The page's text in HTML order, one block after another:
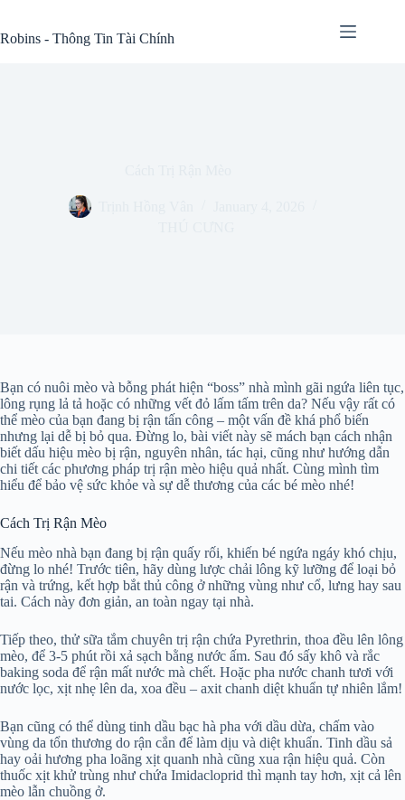
content
Robins - Thông Tin Tài Chính
Bạn có nuôi mèo và bỗng phát hiện “boss” nhà mình gãi ngứa liên tục,
lông rụng lả tả hoặc có những vết đỏ lấm tấm trên da? Nếu vậy rất có
thể mèo của bạn đang bị rận tấn công – một vấn đề khá phổ biến
nhưng lại dễ bị bỏ qua. Đừng lo, bài viết này sẽ mách bạn cách nhận
biết dấu hiệu mèo bị rận, nguyên nhân, tác hại, cũng như hướng dẫn
chi tiết các phương pháp trị rận mèo hiệu quả nhất. Cùng mình tìm
hiểu để bảo vệ sức khỏe và sự dễ thương của các bé mèo nhé!
Cách Trị Rận Mèo
Nếu mèo nhà bạn đang bị rận quấy rối, khiến bé ngứa ngáy khó chịu,
đừng lo nhé! Trước tiên, hãy dùng lược chải lông kỹ lưỡng để loại bỏ
rận và trứng, kết hợp bắt thủ công ở những vùng như cổ, lưng hay sau
tai. Cách này đơn giản, an toàn ngay tại nhà.
Tiếp theo, thử sữa tắm chuyên trị rận chứa Pyrethrin, thoa đều lên lông
mèo, để 3-5 phút rồi xả sạch bằng nước ấm. Sau đó sấy khô và rắc
baking soda để rận mất nước mà chết. Hoặc pha nước chanh tươi với
nước lọc, xịt nhẹ lên da, xoa đều – axit chanh diệt khuẩn tự nhiên lắm!
Bạn cũng có thể dùng tinh dầu bạc hà pha với dầu dừa, chấm vào
vùng da tổn thương do rận cắn để làm dịu và diệt khuẩn. Tinh dầu sả
hay oải hương pha loãng xịt quanh nhà cũng xua rận hiệu quả. Còn
thuốc xịt khử trùng như chứa Imidacloprid thì mạnh tay hơn, xịt cả lên
mèo lẫn chuồng ở.